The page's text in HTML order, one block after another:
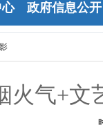
政府信息公开
火气+文